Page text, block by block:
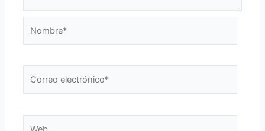
electrónico*